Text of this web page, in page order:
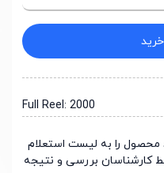
Full Reel: 2000
را به لیست استعلام
کارشناسان بررسی و نتیجه